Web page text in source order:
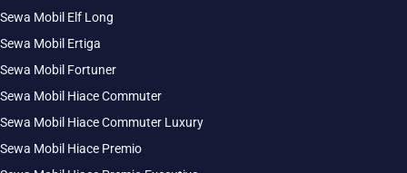
Sewa Mobil Elf Long
Sewa Mobil Ertiga
Sewa Mobil Fortuner
Sewa Mobil Hiace Commuter
Sewa Mobil Hiace Commuter Luxury
Sewa Mobil Hiace Premio